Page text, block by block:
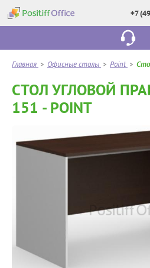
+7
Главная > Офисные столы > Point >
СТОЛ УГЛОВОЙ
151 - POINT